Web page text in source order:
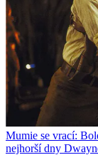
Mumie se vrací:
nejhorší dny